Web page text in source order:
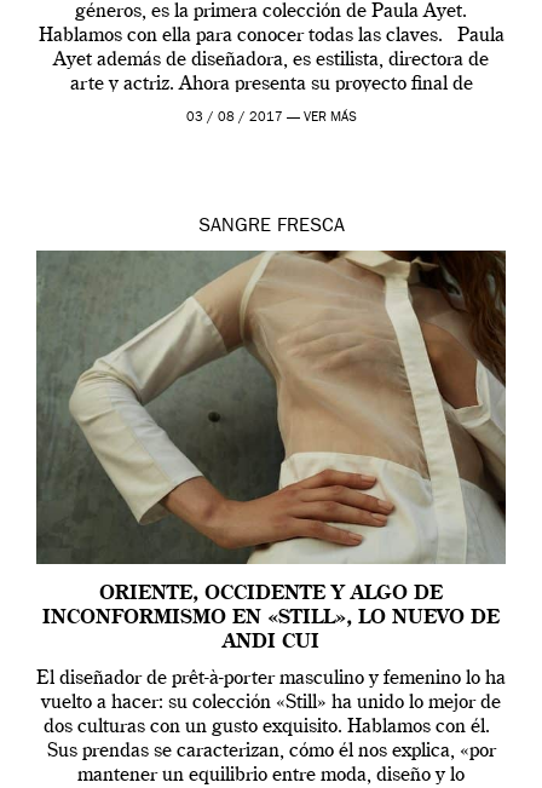
géneros, es la primera colección de Paula Ayet.
Hablamos con ella para conocer todas las claves. Paula
Ayet además de diseñadora, es estilista, directora de
arte y actriz. Ahora presenta su proyecto final de
carrera, una colección […]
03 / 08 / 2017 — VER MÁS
SANGRE FRESCA
ORIENTE, OCCIDENTE Y ALGO DE
INCONFORMISMO EN «STILL», LO NUEVO DE
ANDI CUI
El diseñador de prêt-à-porter masculino y femenino lo ha
vuelto a hacer: su colección «Still» ha unido lo mejor de
dos culturas con un gusto exquisito. Hablamos con él.
Sus prendas se caracterizan, cómo él nos explica, «por
mantener un equilibrio entre moda, diseño y lo